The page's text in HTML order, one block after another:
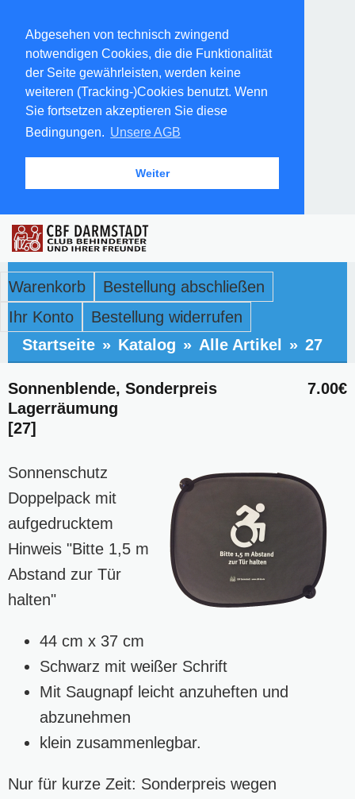
Abgesehen von technisch zwingend
notwendigen Cookies, die die Funktionalität
der Seite gewährleisten, werden keine
weiteren (Tracking-)Cookies benutzt. Wenn
Sie fortsetzen akzeptieren Sie diese
Bedingungen. Unsere AGB
Weiter
Warenkorb
Bestellung abschließen
Ihr Konto
Bestellung widerrufen
Startseite » Katalog » Alle Artikel » 27
7.00€
Sonnenblende, Sonderpreis
Lagerräumung
[27]
Sonnenschutz
Doppelpack mit
aufgedrucktem
Hinweis "Bitte 1,5 m
Abstand zur Tür
halten"
44 cm x 37 cm
Schwarz mit weißer Schrift
Mit Saugnapf leicht anzuheften und
abzunehmen
klein zusammenlegbar.
Nur für kurze Zeit: Sonderpreis wegen